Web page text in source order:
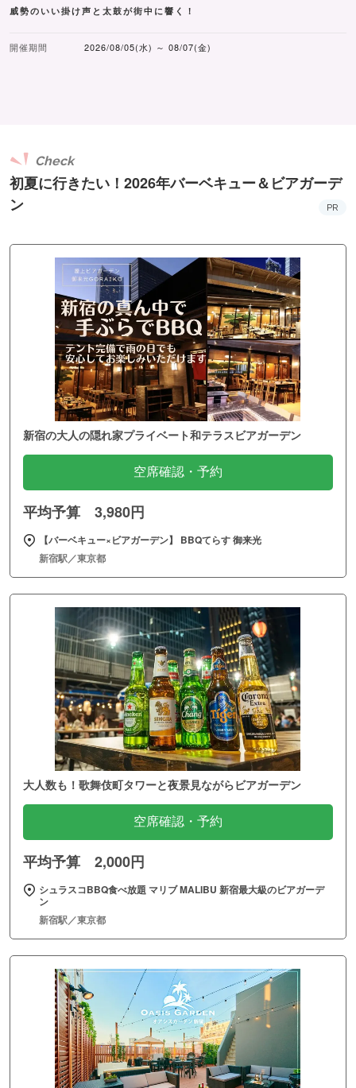
威勢のいい掛け声と太鼓が街中に響く！
開催期間 2026/08/05(水) ～ 08/07(金)
初夏に行きたい！2026年バーベキュー＆ビアガーデ
ン
Check
PR
新宿の大人の隠れ家プライベート和テラスビアガーデン
空席確認・予約
平均予算 3,980円
【バーベキュー×ビアガーデン】 BBQてらす 御来光
新宿駅／東京都
大人数も！歌舞伎町タワーと夜景見ながらビアガーデン
空席確認・予約
平均予算 2,000円
シュラスコBBQ食べ放題 マリブ MALIBU 新宿最大級のビアガーデ
ン
新宿駅／東京都